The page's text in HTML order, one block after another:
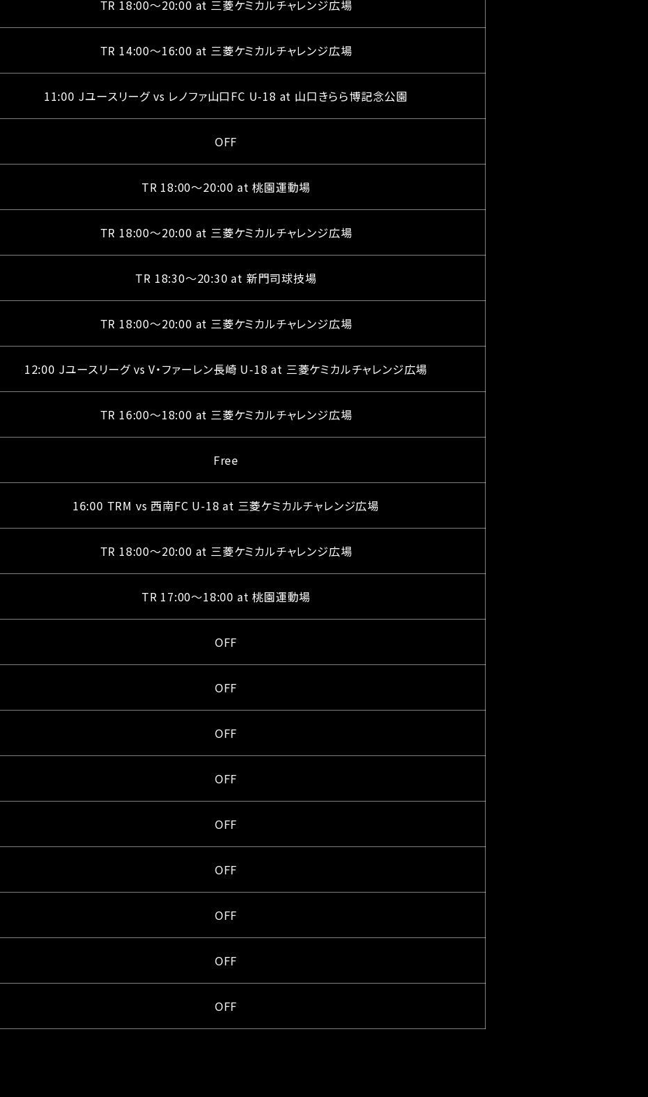
TR 18:00～20:00 at 三菱ケミカルチャレンジ広場
TR 14:00～16:00 at 三菱ケミカルチャレンジ広場
11:00 Jユースリーグ vs レノファ山口FC U-18 at 山口きらら博記念公園
OFF
TR 18:00～20:00 at 桃園運動場
TR 18:00～20:00 at 三菱ケミカルチャレンジ広場
TR 18:30～20:30 at 新門司球技場
TR 18:00～20:00 at 三菱ケミカルチャレンジ広場
12:00 Jユースリーグ vs V・ファーレン長崎 U-18 at 三菱ケミカルチャレンジ広場
TR 16:00～18:00 at 三菱ケミカルチャレンジ広場
Free
16:00 TRM vs 西南FC U-18 at 三菱ケミカルチャレンジ広場
TR 18:00～20:00 at 三菱ケミカルチャレンジ広場
TR 17:00～18:00 at 桃園運動場
OFF
OFF
OFF
OFF
OFF
OFF
OFF
OFF
OFF